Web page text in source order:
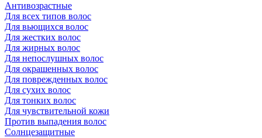
Антивозрастные
Для всех типов волос
Для вьющихся волос
Для жестких волос
Для жирных волос
Для непослушных волос
Для окрашенных волос
Для поврежденных волос
Для сухих волос
Для тонких волос
Для чувствительной кожи
Против выпадения волос
Солнцезащитные